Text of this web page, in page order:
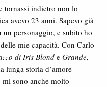
tornassi indietro non lo
avevo 23 anni. Sapevo già
personaggio, e subito ho
mie capacità. Con Carlo
di Iris Blond e Grande,
lunga storia d’amore
sono anche molto